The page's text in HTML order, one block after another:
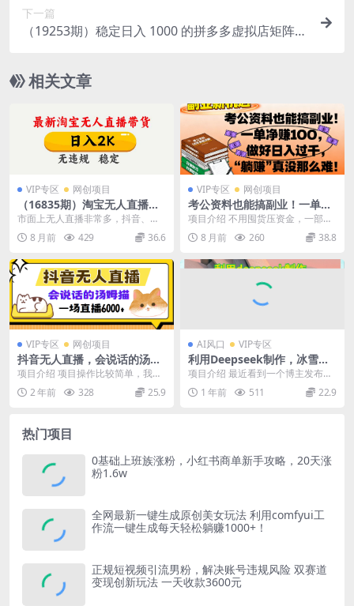
下一篇
（19253期）稳定日入 1000 的拼多多虚拟店矩阵，
相关文章
VIP专区 网创项目
（16835期）淘宝无人直播
【最新】，独家技术，日入2K
+，无违规无封号，可矩阵，
长期稳定
市面上无人直播非常多，抖音、快
手、蝴蝶号，转播 录播 数字人，五
花八门，但是唯独...
8 月前 429 36.6
VIP专区 网创项目
考公资料也能搞副业！一单净
赚 100，做好日入过千，“躺
项目介绍 不用囤货压资金，一部手
机就能操作，时间自由灵活，不管
是上班族还是学生党...
8 月前 260 38.8
VIP专区 网创项目
抖音无人直播，会说话的汤姆
猫弹幕互动小游戏，两场直播
项目介绍 项目操作比较简单，我们
通过雷电模拟器，安装一款破解版
的汤姆猫游戏，利用...
2 年前 328 25.9
AI风口 VIP专区
利用Deepseek制作，冰雪风
景视频
项目介绍 最近看到一个博主发布了
10多条视频就涨粉了8W，发的内容
就是把城市变成...
1 年前 511 22.9
热门项目
0基础上班族涨粉，小红书商单新手攻略，20天涨
粉1.6w
全网最新一键生成原创美女玩法 利用comfyui工
作流一键生成每天轻松躺赚1000+！
正规短视频引流男粉，解决账号违规风险 双赛道
变现创新玩法 一天收款3600元